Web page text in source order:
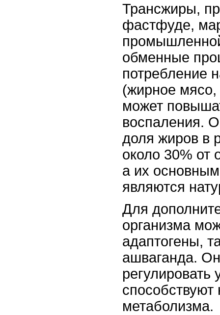
Трансжиры,
фастфуде,
обменные
потребление
(жирное
может
воспаления.
доля жиров в
около 30% от
а их
являются
Для
организма
адаптогены,
ашваганда.
регулировать
метаболизма.